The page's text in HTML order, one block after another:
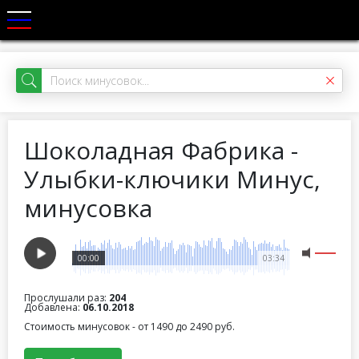
Шоколадная Фабрика -
Улыбки-ключики Минус,
минусовка
03:34
00:00
Прослушали раз: 204
Добавлена: 06.10.2018
Стоимость минусовок - от 1490 до 2490 руб.